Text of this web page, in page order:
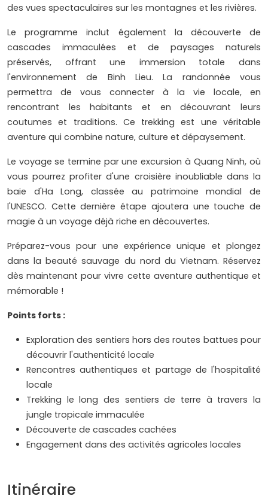
des vues spectaculaires sur les montagnes et les rivières.
Le programme inclut également la découverte de
cascades immaculées et de paysages naturels
préservés, offrant une immersion totale dans
l'environnement de Binh Lieu. La randonnée vous
permettra de vous connecter à la vie locale, en
rencontrant les habitants et en découvrant leurs
coutumes et traditions. Ce trekking est une véritable
aventure qui combine nature, culture et dépaysement.
Le voyage se termine par une excursion à Quang Ninh, où
vous pourrez profiter d'une croisière inoubliable dans la
baie d'Ha Long, classée au patrimoine mondial de
l'UNESCO. Cette dernière étape ajoutera une touche de
magie à un voyage déjà riche en découvertes.
Préparez-vous pour une expérience unique et plongez
dans la beauté sauvage du nord du Vietnam. Réservez
dès maintenant pour vivre cette aventure authentique et
mémorable !
Points forts :
Exploration des sentiers hors des routes battues pour
découvrir l'authenticité locale
Rencontres authentiques et partage de l'hospitalité
locale
Trekking le long des sentiers de terre à travers la
jungle tropicale immaculée
Découverte de cascades cachées
Engagement dans des activités agricoles locales
Itinéraire